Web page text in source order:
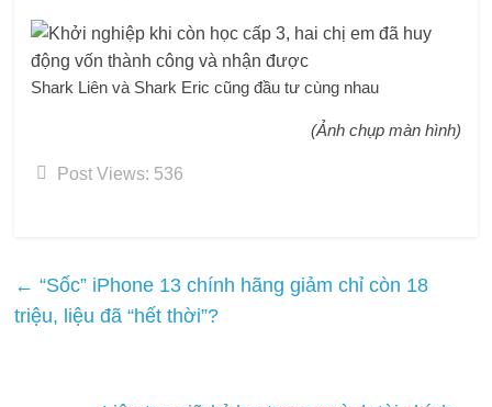
Shark Liên và Shark Eric cũng đầu tư cùng nhau
(Ảnh chụp màn hình)
Post Views: 536
← “Sốc” iPhone 13 chính hãng giảm chỉ còn 18
triệu, liệu đã “hết thời”?